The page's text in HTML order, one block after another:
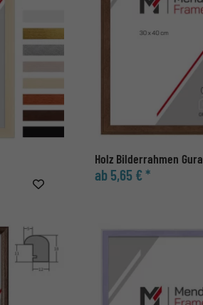
Holz Bilderrahmen Gura
ab 5,65 € *